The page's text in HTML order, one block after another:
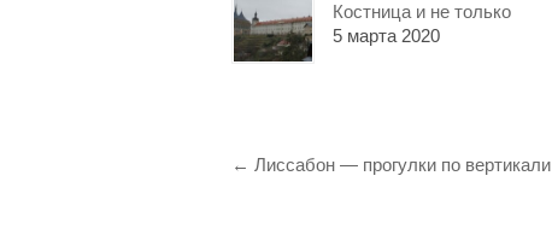
Костница и не только
5 марта 2020
← Лиссабон — прогулки по вертикали